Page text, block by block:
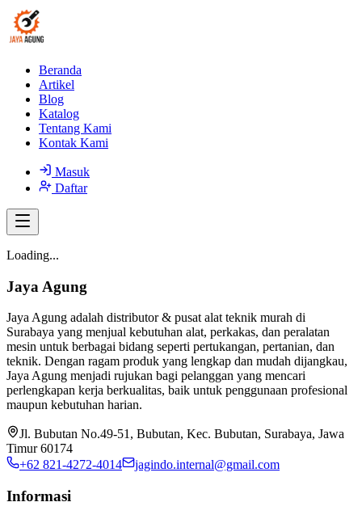
Beranda
Artikel
Blog
Katalog
Tentang Kami
Kontak Kami
Masuk
Daftar
Loading...
Jaya Agung
Jaya Agung adalah distributor & pusat alat teknik murah di
Surabaya yang menjual kebutuhan alat, perkakas, dan peralatan
mesin untuk berbagai bidang seperti pertukangan, pertanian, dan
teknik. Dengan ragam produk yang lengkap dan mudah dijangkau,
Jaya Agung menjadi rujukan bagi pelanggan yang mencari
perlengkapan kerja berkualitas, baik untuk penggunaan profesional
maupun kebutuhan harian.
Jl. Bubutan No.49-51, Bubutan, Kec. Bubutan, Surabaya, Jawa
Timur 60174
+62 821-4272-4014
jagindo.internal@gmail.com
Informasi